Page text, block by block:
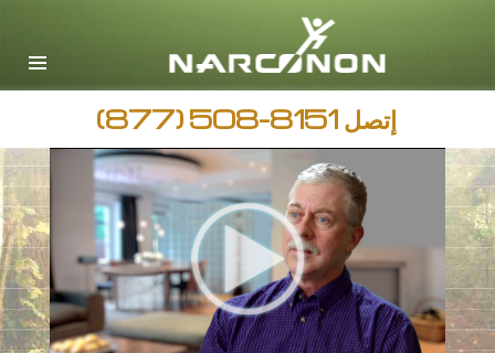
Arabic
جميع المناطق / اللغات
إتصل(877) 508-8151